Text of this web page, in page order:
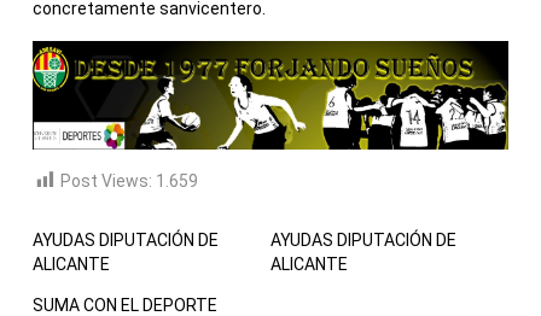
concretamente sanvicentero.
Post Views: 1.659
AYUDAS DIPUTACIÓN DE
ALICANTE
AYUDAS DIPUTACIÓN DE
ALICANTE
SUMA CON EL DEPORTE